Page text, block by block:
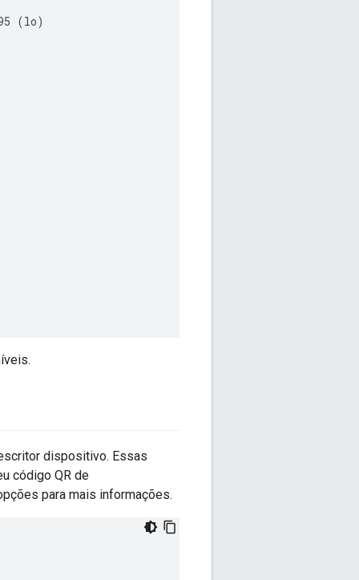
(lo)
dispositivo. Essas
código QR de
para mais informações.